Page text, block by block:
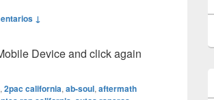
↓
Device and click again
, 2pac california, ab-soul, aftermath